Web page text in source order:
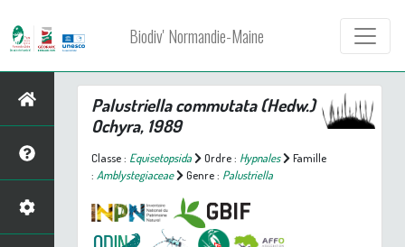
Biodiv' Normandie-Maine
Palustriella commutata(Hedw.)
Ochyra, 1989
Classe : Equisetopsida Ordre : Hypnales
Famille
: Amblystegiaceae Genre : Palustriella